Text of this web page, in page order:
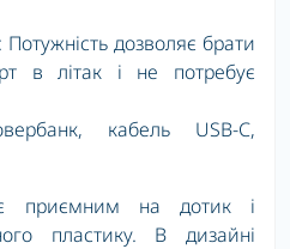
дозволяє брати
в літак і не потребує
кабель USB-C,
приємним на дотик і
пластику. В дизайні